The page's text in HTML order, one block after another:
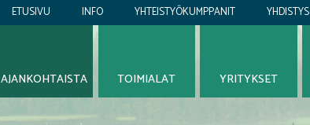
YHDISTYS
YHTEISTYÖKUMPPANIT
INFO
ETUSIVU
YRITYKSET
TOIMIALAT
AJANKOHTAISTA